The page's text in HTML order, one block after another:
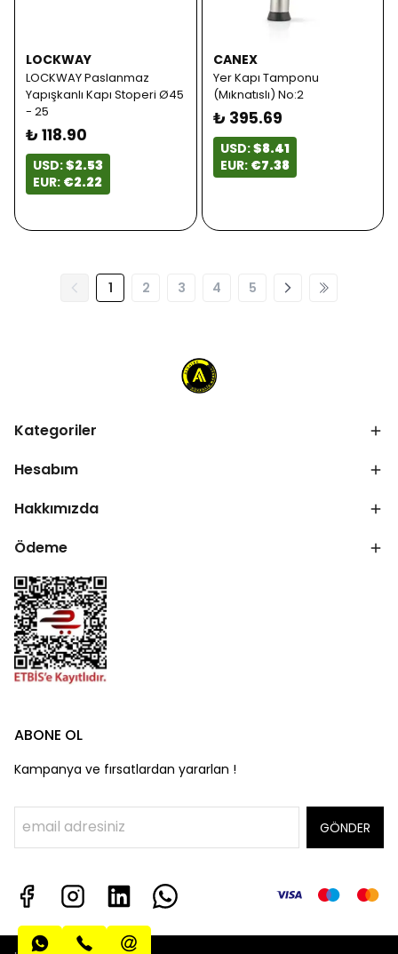
LOCKWAY
LOCKWAY Paslanmaz
Yapışkanlı Kapı Stoperi Ø45
- 25
₺ 118.90
USD:$2.53
EUR: €2.22
CANEX
Yer Kapı Tamponu
(Mıknatıslı) No:2
₺ 395.69
USD:$8.41
EUR: €7.38
1 2 3 4 5
Kategoriler
Hesabım
Hakkımızda
Ödeme
ABONE OL
Kampanya ve fırsatlardan yararlan !
GÖNDER